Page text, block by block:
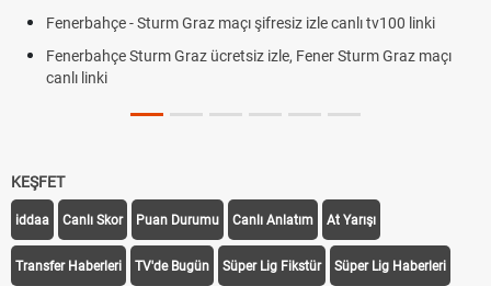
Fenerbahçe - Sturm Graz maçı şifresiz izle canlı tv100 linki
Fenerbahçe Sturm Graz ücretsiz izle, Fener Sturm Graz maçı
canlı linki
KEŞFET
iddaa Canlı Skor Puan Durumu Canlı Anlatım At Yarışı
Transfer Haberleri TV'de Bugün Süper Lig Fikstür Süper Lig Haberleri